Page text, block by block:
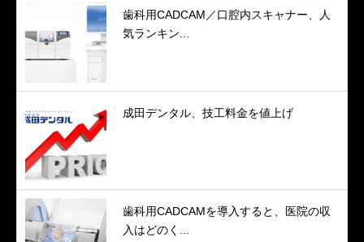
歯科用CADCAM／口腔内スキャナー、人
気ランキン...
成田デンタル、技工料金を値上げ
歯科用CADCAMを導入すると、医院の収
入はどのく...